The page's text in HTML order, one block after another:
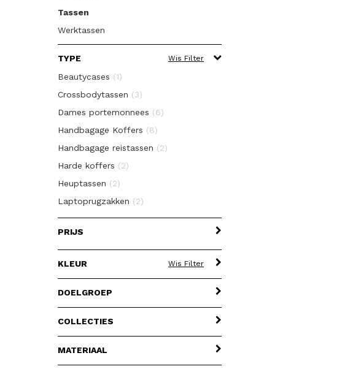
Tassen
Werktassen
TYPE Wis Filter
Beautycases (1)
Crossbodytassen (3)
Dames portemonnees (6)
Handbagage Koffers (8)
Handbagage reistassen (2)
Harde koffers (2)
Heuptassen (2)
Laptoprugzakken (2)
Reistassen met wielen(4)
Reistassen zonder wielen
Sloten(1)
Toilettassen(4)
Underseaters
PRIJS
KLEUR Wis Filter
DOELGROEP
COLLECTIES
MATERIAAL